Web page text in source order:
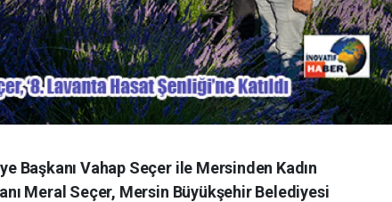
Başkanı Vahap Seçer ile Mersinden Kadın
Meral Seçer, Mersin Büyükşehir Belediyesi